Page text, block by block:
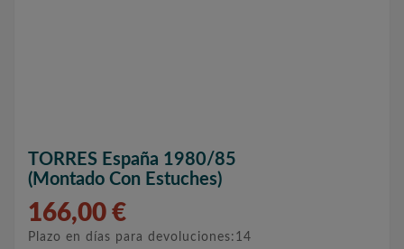
TORRES España 1980/85
(montado Con Estuches)
166,00 €
Plazo en días para devoluciones:14